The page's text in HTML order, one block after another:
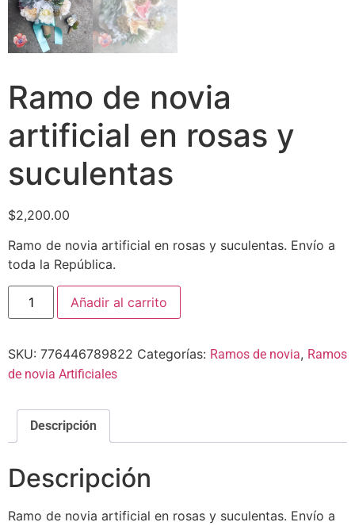
Ramo de novia
artificial en rosas y
suculentas
$2,200.00
Ramo de novia artificial en rosas y suculentas. Envío a
toda la República.
Añadir al carrito
SKU: 776446789822 Categorías: Ramos de novia, Ramos
de novia Artificiales
Descripción
Descripción
Ramo de novia artificial en rosas y suculentas. Envío a